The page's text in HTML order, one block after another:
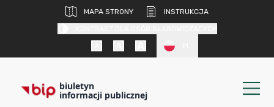
MAPA STRONY
INSTRUKCJA
biuletyn
informacji publicznej